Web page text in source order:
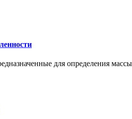
для определения